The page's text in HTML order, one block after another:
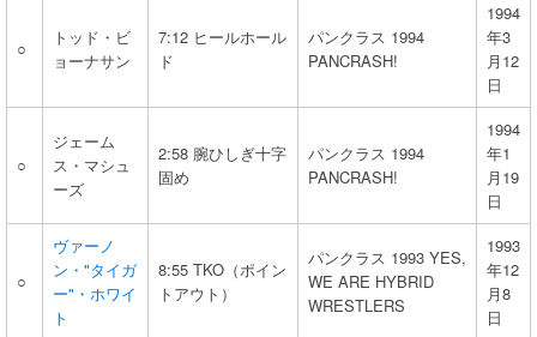
○
トッド・ビ
ョーナサン
7:12 ヒールホール
ド
パンクラス 1994
PANCRASH!
1994
年3
月12
日
○
ジェーム
ス・マシュ
ーズ
2:58 腕ひしぎ十字
固め
パンクラス 1994
PANCRASH!
1994
年1
月19
日
○
ヴァーノ
ン・"タイガ
ー"・ホワイ
ト
8:55 TKO（ポイン
トアウト）
パンクラス 1993 YES,
WE ARE HYBRID
WRESTLERS
1993
年12
月8
日